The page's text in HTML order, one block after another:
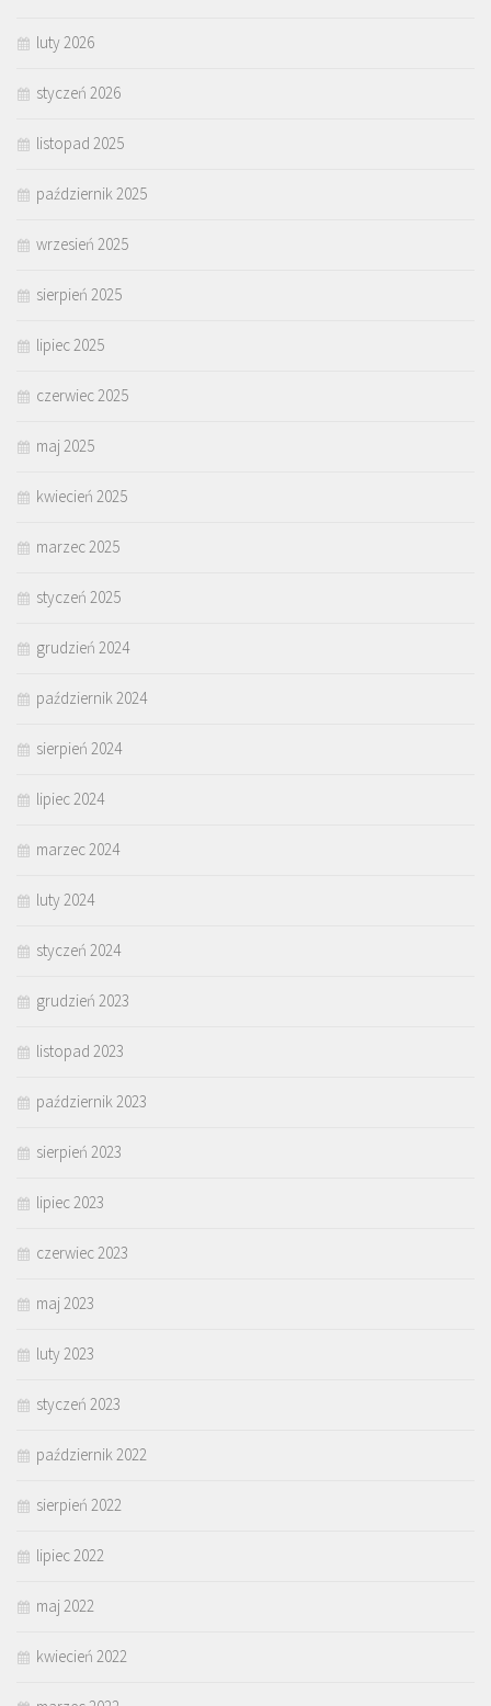
luty 2026
styczeń 2026
listopad 2025
październik 2025
wrzesień 2025
sierpień 2025
lipiec 2025
czerwiec 2025
maj 2025
kwiecień 2025
marzec 2025
styczeń 2025
grudzień 2024
październik 2024
sierpień 2024
lipiec 2024
marzec 2024
luty 2024
styczeń 2024
grudzień 2023
listopad 2023
październik 2023
sierpień 2023
lipiec 2023
czerwiec 2023
maj 2023
luty 2023
styczeń 2023
październik 2022
sierpień 2022
lipiec 2022
maj 2022
kwiecień 2022